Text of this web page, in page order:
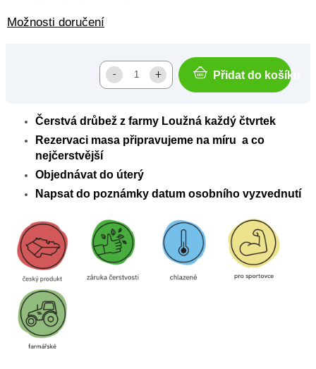
Možnosti doručení
Přidat do košíku
Čerstvá drůbež z farmy Loužná každý čtvrtek
Rezervaci masa připravujeme na míru a co
nejčerstvější
Objednávat do úterý
Napsat do poznámky datum osobního vyzvednutí